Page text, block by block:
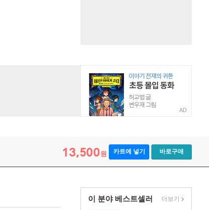
AD
13,500원 카트에 넣기 바로구매
이 분야 베스트셀러 더보기